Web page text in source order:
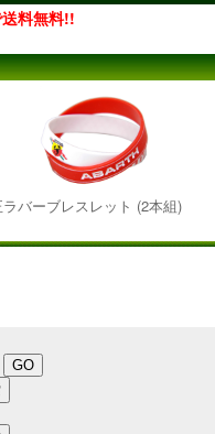
料無料!!
バーブレスレット (2本組)